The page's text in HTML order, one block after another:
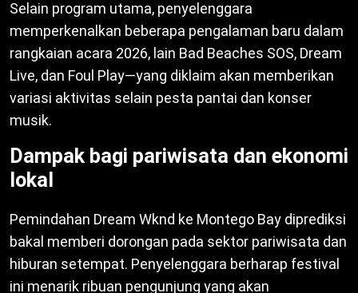
Selain program utama, penyelenggara
memperkenalkan beberapa pengalaman baru dalam
rangkaian acara 2026, lain Bad Beaches SOS, Dream
Live, dan Foul Play—yang diklaim akan memberikan
variasi aktivitas selain pesta pantai dan konser
musik.
Dampak bagi pariwisata dan ekonomi
lokal
Pemindahan Dream Wknd ke Montego Bay diprediksi
bakal memberi dorongan pada sektor pariwisata dan
hiburan setempat. Penyelenggara berharap festival
ini menarik ribuan pengunjung yang akan